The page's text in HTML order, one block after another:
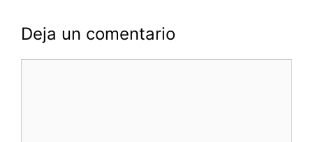
Deja un comentario